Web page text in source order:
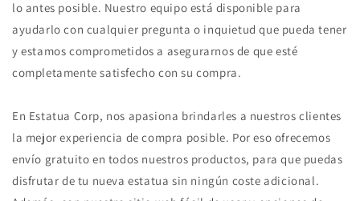
lo antes posible. Nuestro equipo está disponible para
ayudarlo con cualquier pregunta o inquietud que pueda tener
y estamos comprometidos a asegurarnos de que esté
completamente satisfecho con su compra.
En Estatua Corp, nos apasiona brindarles a nuestros clientes
la mejor experiencia de compra posible. Por eso ofrecemos
envío gratuito en todos nuestros productos, para que puedas
disfrutar de tu nueva estatua sin ningún coste adicional.